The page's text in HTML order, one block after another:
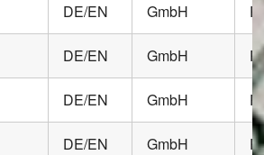
DE/EN GmbH
DE/EN GmbH
DE/EN GmbH
DE/EN GmbH